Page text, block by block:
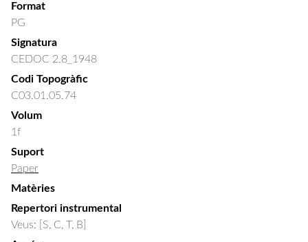
Format
PG
Signatura
CEDOC 2.8_1948
Codi Topogràfic
C03.01.05.74
Volum
1f
Suport
Paper
Matèries
Repertori instrumental
Veus: [S, C, T, B]